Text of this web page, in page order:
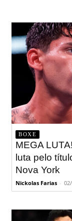
BOXE
MEGA
luta pelo
Nova York
Nickolas Farias -